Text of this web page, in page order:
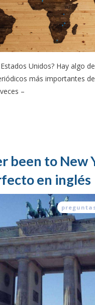
Unidos? Hay algo
más importantes
–
been to New
en inglés